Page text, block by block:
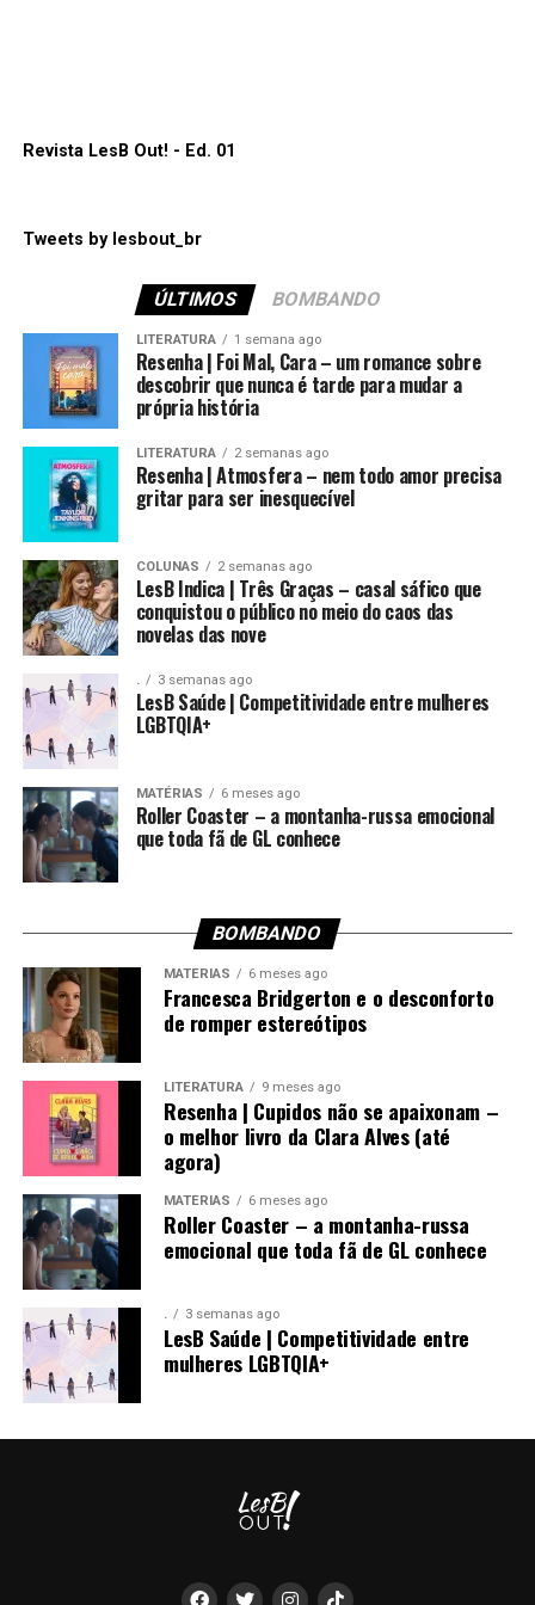
em uma nova fase
Compartilhe isso:
Mais
Curtir isso:
Espero que gostem. Até a próxima!
Curtir isso:
Revista LesB Out! - Ed. 01
Tweets by lesbout_br
ÚLTIMOS BOMBANDO
LITERATURA 1 semana ago
Resenha | Foi Mal, Cara – um romance sobre
descobrir que nunca é tarde para mudar a
própria história
LITERATURA 2 semanas ago
Resenha | Atmosfera – nem todo amor precisa
gritar para ser inesquecível
COLUNAS 2 semanas ago
LesB Indica | Três Graças – casal sáfico que
conquistou o público no meio do caos das
novelas das nove
. 3 semanas ago
LesB Saúde | Competitividade entre mulheres
LGBTQIA+
MATÉRIAS 6 meses ago
Roller Coaster – a montanha-russa emocional
que toda fã de GL conhece
BOMBANDO
MATÉRIAS 6 meses ago
Francesca Bridgerton e o desconforto
de romper estereótipos
LITERATURA 9 meses ago
Resenha | Cupidos não se apaixonam –
o melhor livro da Clara Alves (até
agora)
MATÉRIAS 6 meses ago
Roller Coaster – a montanha-russa
emocional que toda fã de GL conhece
. 3 semanas ago
LesB Saúde | Competitividade entre
mulheres LGBTQIA+